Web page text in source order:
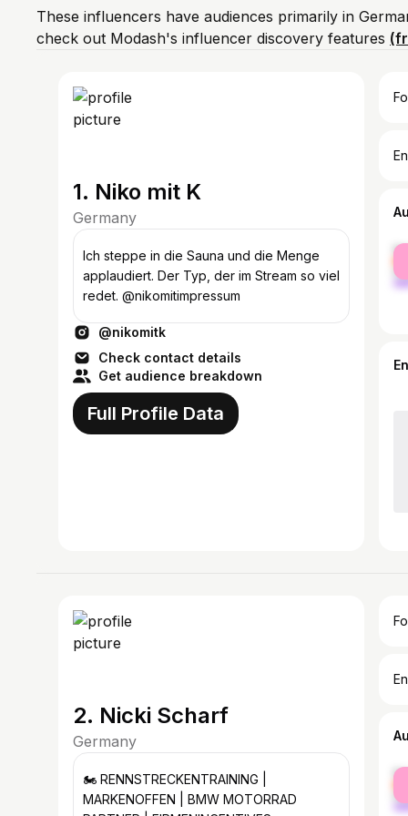
These influencers have audiences primarily in
check out Modash's influencer discovery features
1. Niko mit K
Germany
Ich steppe in die Sauna und die Menge
applaudiert. Der Typ, der im Stream so viel
redet. @nikomitimpressum
@nikomitk
Check contact details
Get audience breakdown
Full Profile Data
2. Nicki Scharf
Germany
🏍️ RENNSTRECKENTRAINING |
MARKENOFFEN | BMW MOTORRAD